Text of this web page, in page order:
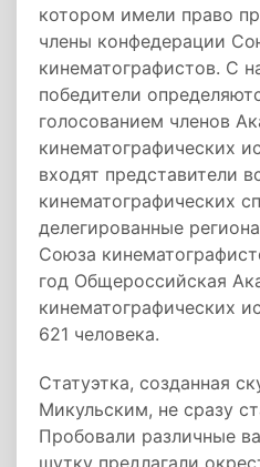
котором имели право
члены конфедерации
кинематографистов. С
победители
голосованием членов
кинематографических
входят представители
кинематографических
делегированные
Союза
год Общероссийская
кинематографических
621 человека.
Статуэтка, созданная
Микульским, не сразу
Пробовали различные
шутку предлагали